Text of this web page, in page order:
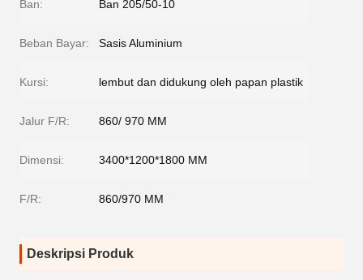
Ban: Ban 205/50-10
Beban Bayar: Sasis Aluminium
Kursi: lembut dan didukung oleh papan plastik
Jalur F/R: 860/ 970 MM
Dimensi: 3400*1200*1800 MM
F/R: 860/970 MM
Deskripsi Produk